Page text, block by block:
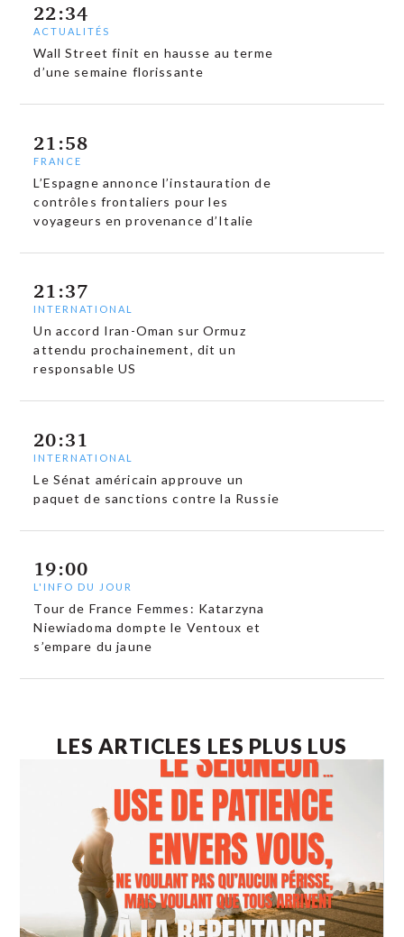
22:34
ACTUALITÉS
Wall Street finit en hausse au terme
d’une semaine florissante
21:58
FRANCE
L’Espagne annonce l’instauration de
contrôles frontaliers pour les
voyageurs en provenance d’Italie
21:37
INTERNATIONAL
Un accord Iran-Oman sur Ormuz
attendu prochainement, dit un
responsable US
20:31
INTERNATIONAL
Le Sénat américain approuve un
paquet de sanctions contre la Russie
19:00
L'INFO DU JOUR
Tour de France Femmes: Katarzyna
Niewiadoma dompte le Ventoux et
s’empare du jaune
LES ARTICLES LES PLUS LUS